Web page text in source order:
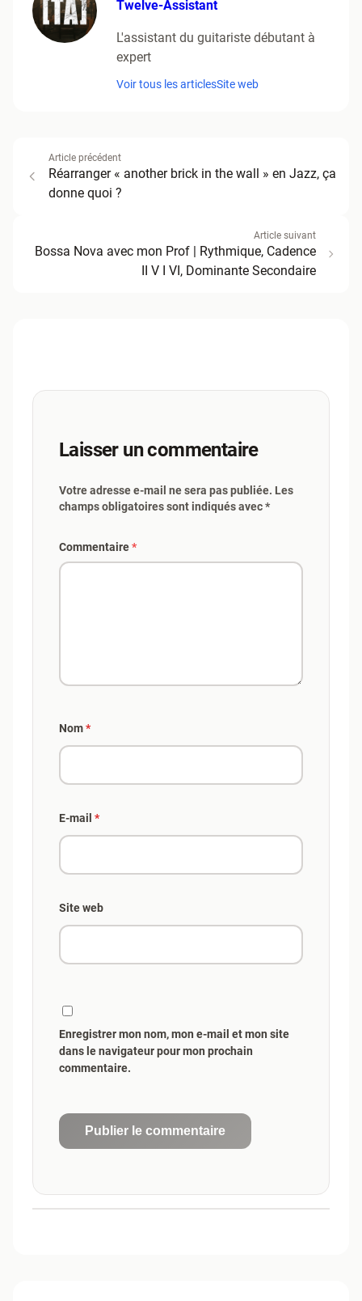
Twelve-Assistant
L'assistant du guitariste débutant à
expert
Voir tous les articlesSite web
Article précédent
Réarranger « another brick in the wall » en Jazz, ça
donne quoi ?
Article suivant
Bossa Nova avec mon Prof | Rythmique, Cadence
II V I VI, Dominante Secondaire
Laisser un commentaire
Votre adresse e-mail ne sera pas publiée. Les
champs obligatoires sont indiqués avec *
Commentaire*
Nom*
E-mail *
Site web
Enregistrer mon nom, mon e-mail et mon site
dans le navigateur pour mon prochain
commentaire.
Publier le commentaire